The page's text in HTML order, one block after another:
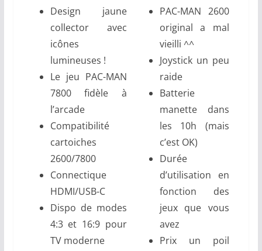
Design jaune
collector avec
icônes
lumineuses !
Le jeu PAC-MAN
7800 fidèle à
l’arcade
Compatibilité
cartoiches
2600/7800
Connectique
HDMI/USB-C
Dispo de modes
4:3 et 16:9 pour
TV moderne
PAC-MAN 2600
original a mal
vieilli ^^
Joystick un peu
raide
Batterie
manette dans
les 10h (mais
c’est OK)
Durée
d’utilisation en
fonction des
jeux que vous
avez
Prix un poil